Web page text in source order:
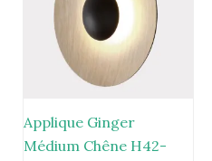
Applique Ginger
Médium Chêne H42-